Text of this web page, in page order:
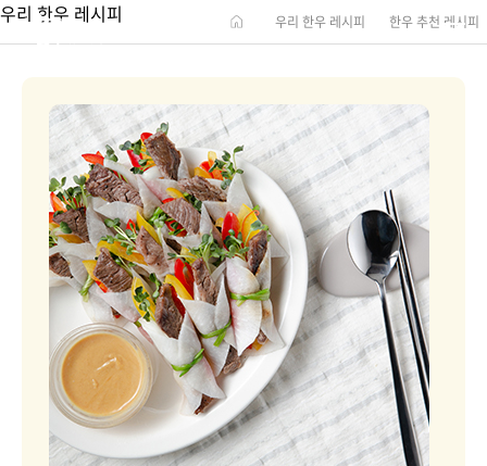
우리 한우 레시피 우리 한우 레시피 한우 추천 레시피